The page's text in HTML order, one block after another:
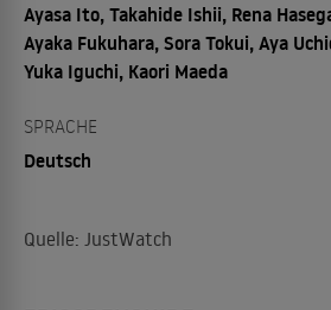
Ayasa Ito, Takahide Ishii, Rena
Ayaka Fukuhara, Sora Tokui, Aya
Yuka Iguchi, Kaori Maeda
SPRACHE
Deutsch
Quelle: JustWatch